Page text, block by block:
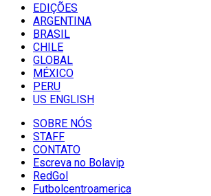
EDIÇÕES
ARGENTINA
BRASIL
CHILE
GLOBAL
MÉXICO
PERU
US ENGLISH
SOBRE NÓS
STAFF
CONTATO
Escreva no Bolavip
RedGol
Futbolcentroamerica